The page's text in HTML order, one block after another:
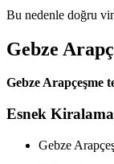
Bu nedenle doğru
Gebze
Gebze Arapçeşme
Esnek Kiralama
Gebze